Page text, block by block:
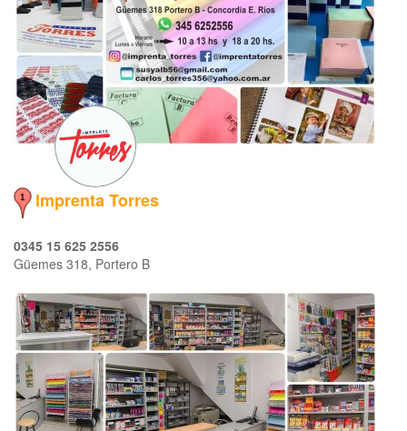
Imprenta Torres
0345 15 625 2556
Güemes 318, Portero B